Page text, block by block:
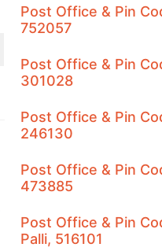
Post Office & Pin
752057
Post Office & Pin
301028
Post Office & Pin
246130
Post Office & Pin
473885
Post Office & Pin
Palli, 516101